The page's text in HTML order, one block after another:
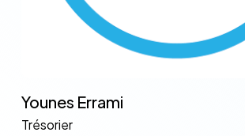
Younes Errami
Trésorier